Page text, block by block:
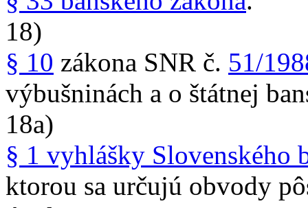
18)
§ 10 zákona SNR č. 51/
výbušninách a o štátnej
18a)
§ 1 vyhlášky Slovenského
ktorou sa určujú obvody